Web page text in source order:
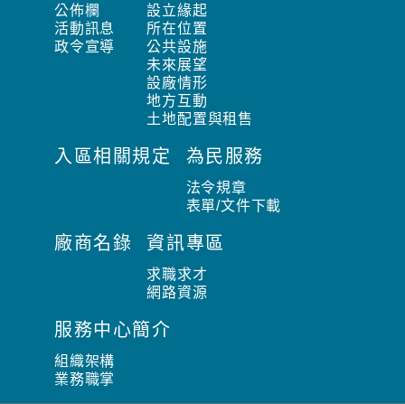
公佈欄
活動訊息
政令宣導
設立緣起
所在位置
公共設施
未來展望
設廠情形
地方互動
土地配置與租售
入區相關規定 為民服務
法令規章
表單/文件下載
廠商名錄 資訊專區
求職求才
網路資源
服務中心簡介
組織架構
業務職掌